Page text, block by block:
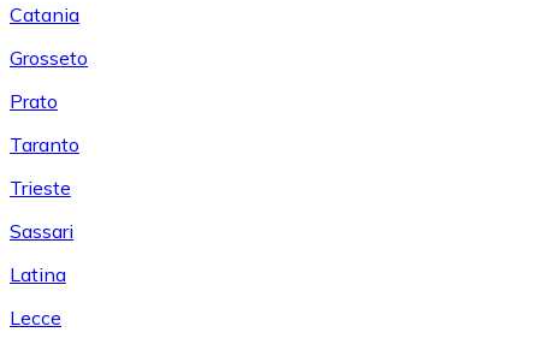
Catania
Grosseto
Prato
Taranto
Trieste
Sassari
Latina
Lecce